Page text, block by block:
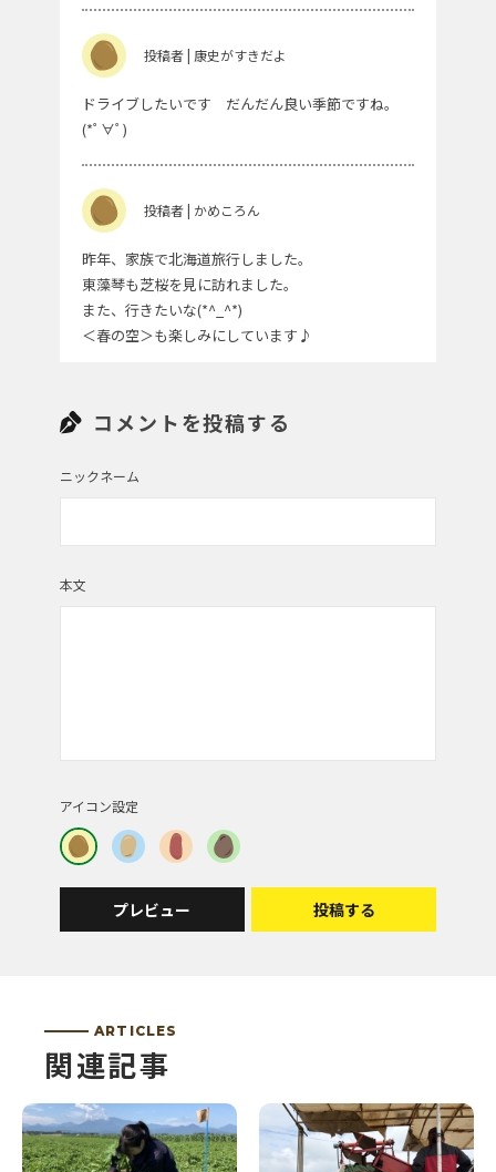
投稿者 | 康史がすきだよ
ドライブしたいです だんだん良い季節ですね。
(*ﾟ∀ﾟ)
投稿者 | かめころん
昨年、家族で北海道旅行しました。
東藻琴も芝桜を見に訪れました。
また、行きたいな(*^_^*)
＜春の空＞も楽しみにしています♪
投稿者 | やきいも０８８
投稿者 | トントン２１
やっぱり でっかいどう！
です！
この空の下で、じゃがいもがおいしく育たない訳が
ない、ですね！
い空もアップさせていただければと思います！
東藻琴の空きれいですね。
もうすぐ芝桜も咲いて青い空がより綺麗な青に見え
る季節。
春の空も楽しみにしています。
コメントを投稿する
ニックネーム
本文
アイコン設定
プレビュー 投稿する
ARTICLES
関連記事